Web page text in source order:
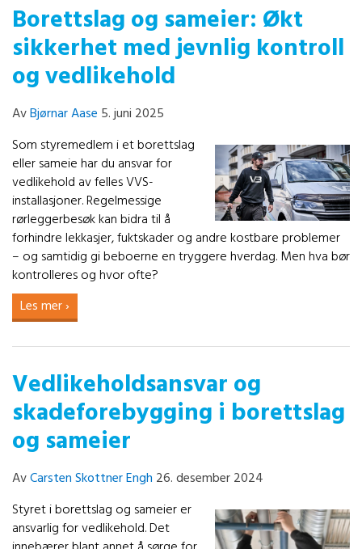
Borettslag og sameier: Økt
sikkerhet med jevnlig kontroll
og vedlikehold
AvBjørnar Aase 5. juni 2025
Som styremedlem i et borettslag
eller sameie har du ansvar for
vedlikehold av felles VVS-
installasjoner. Regelmessige
rørleggerbesøk kan bidra til å
forhindre lekkasjer, fuktskader og andre kostbare problemer
– og samtidig gi beboerne en tryggere hverdag. Men hva bør
kontrolleres og hvor ofte?
Les mer ›
Vedlikeholdsansvar og
skadeforebygging i borettslag
og sameier
AvCarsten Skottner Engh 26. desember 2024
Styret i borettslag og sameier er
ansvarlig for vedlikehold. Det